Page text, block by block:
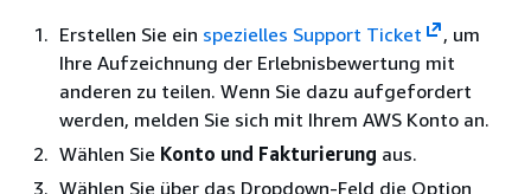
Erstellen Sie ein spezielles Support Ticket
, um
Ihre Aufzeichnung der Erlebnisbewertung mit
anderen zu teilen. Wenn Sie dazu aufgefordert
werden, melden Sie sich mit Ihrem AWS Konto an.
Wählen Sie Konto und Fakturierung aus.
Wählen Sie über das Dropdown-Feld die Option